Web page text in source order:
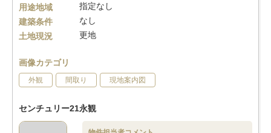
用途地域
指定なし
建築条件
なし
土地現況
更地
画像カテゴリ
外観 間取り 現地案内図
センチュリー21永観